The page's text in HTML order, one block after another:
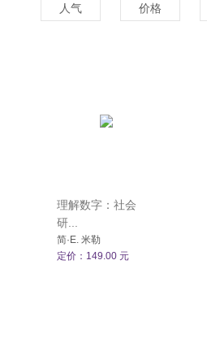
人气 价格
理解数字：社会
研...
简·E. 米勒
定价：149.00 元